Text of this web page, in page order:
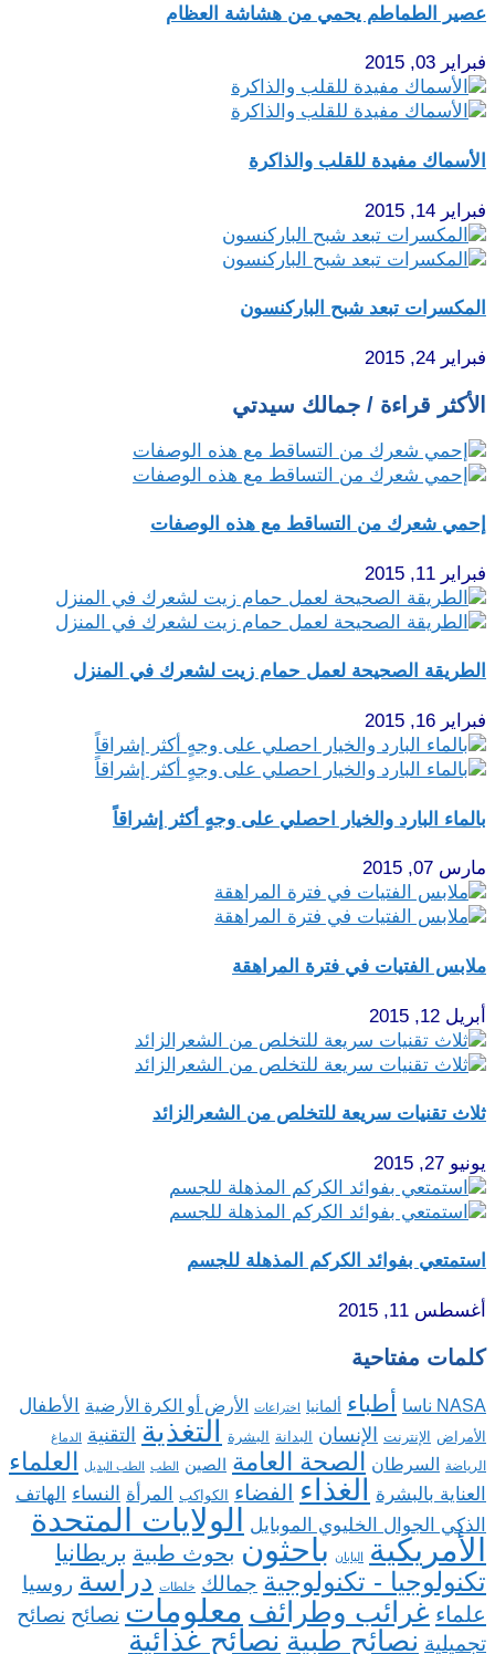
عصير الطماطم يحمي من هشاشة العظام
فبراير 03, 2015
الأسماك مفيدة للقلب والذاكرة
فبراير 14, 2015
المكسرات تبعد شبح الباركنسون
فبراير 24, 2015
الأكثر قراءة / جمالك سيدتي
إحمي شعرك من التساقط مع هذه الوصفات
فبراير 11, 2015
الطريقة الصحيحة لعمل حمام زيت لشعرك في المنزل
فبراير 16, 2015
بالماء البارد والخيار احصلي على وجهٍ أكثر إشراقاً
مارس 07, 2015
ملابس الفتيات في فترة المراهقة
أبريل 12, 2015
ثلاث تقنيات سريعة للتخلص من الشعرالزائد
يونيو 27, 2015
استمتعي بفوائد الكركم المذهلة للجسم
أغسطس 11, 2015
كلمات مفتاحية
NASA ناسا أطباء ألمانيا اختراعات الأرض أو الكرة الأرضية الأطفال
الأمراض الإنترنت الإنسان البدانة البشرة التغذية التقنية الدماغ
الرياضة السرطان الصحة العامة الصين الطب الطب البديل العلماء
العناية بالبشرة الغذاء الفضاء الكواكب المرأة النساء
الهاتف
الذكي الجوال الخليوي الموبايل
الولايات المتحدة
الأمريكية
اليابان باحثون بحوث طبية بريطانيا
تكنولوجيا - تكنولوجية جمالك خلطات دراسة روسيا
علماء غرائب وطرائف معلومات نصائح نصائح
تجميلية نصائح طبية نصائح غذائية